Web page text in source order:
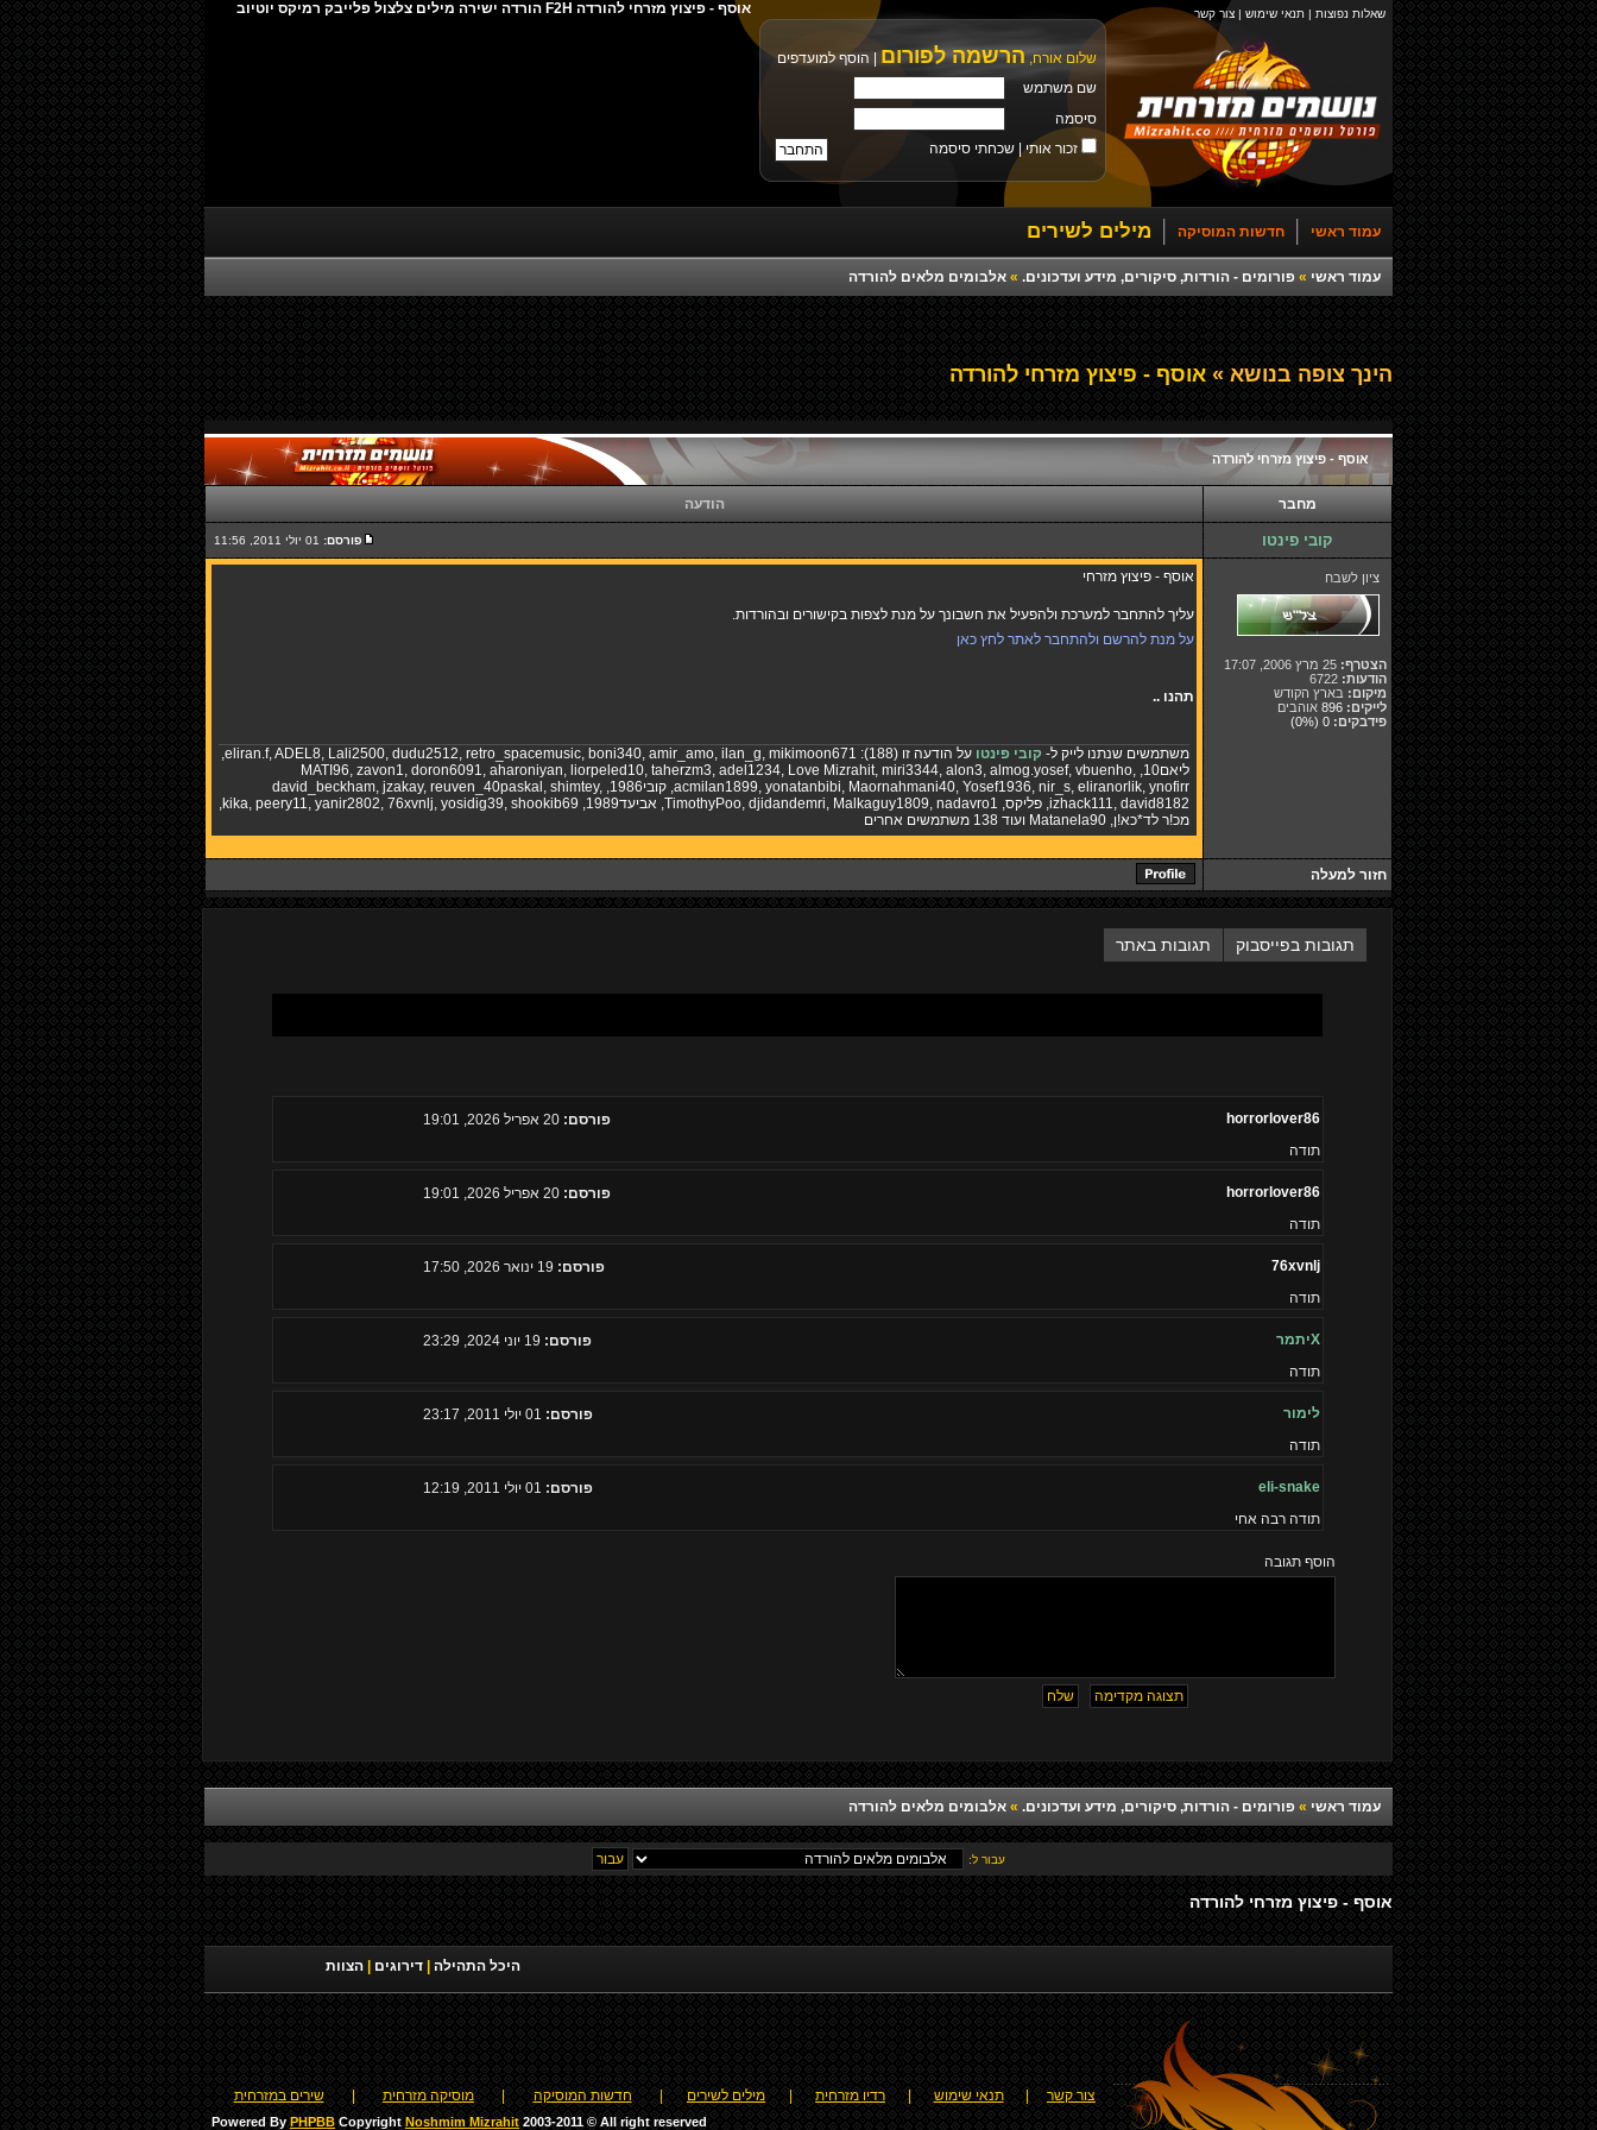
שאלות נפוצות | תנאי שימוש | צור קשר
שלום אורח, הרשמה לפורום
הוסף למועדפים
שם משתמש
סיסמה
זכור אותי |שכחתי סיסמה
אוסף - פיצוץ מזרחי להורדה F2H הורדה ישירה מילים צלצול פלייבק רמיקס יוטיוב
עמוד ראשי חדשות המוסיקה מילים לשירים
עמוד ראשי » פורומים - הורדות, סיקורים, מידע ועדכונים. » אלבומים מלאים להורדה
הינך צופה בנושא » אוסף - פיצוץ מזרחי להורדה
אוסף - פיצוץ מזרחי להורדה
מחבר הודעה
קובי פינטו פורסם:
ציון לשבח
הצטרף:
הודעות:
מיקום: בארץ הקודש
לייקים: 896 אוהבים
פידבקים: 0
(0%)
אוסף - פיצוץ מזרחי
עליך להתחבר למערכת ולהפעיל את חשבונך על מנת לצפות בקישורים ובהורדות.
על מנת להרשם ולהתחבר לאתר לחץ כאן
תהנו ..
משתמשים שנתנו לייק ל- קובי פינטו על הודעה זו (188): eliran.f,ADEL8, Lali2500, dudu2512, retro_spacemusic, boni340, amir_amo, ilan_g, mikimoon671
,
ליאם10
,
MATI96, zavon1, doron6091, aharoniyan, liorpeled10, taherzm3, adel1234, Love Mizrahit, miri3344, alon3, almog.yosef, vbuenho,
acmilan1899, yonatanbibi, Maornahmani40, Yosef1936, nir_s, eliranorlik, ynofirr
, קובי1986 ,
david_beckham, jzakay, reuven_40paskal , shimtey,
izhack111, david8182
, פליקס,
TimothyPoo, djidandemri, Malkaguy1809, nadavro1
, אביעד1989 ,
kika, peery11, yanir2802, 76xvnlj, yosidig39, shookib69
,
מכ!ר לד*כא!ן,
Matanela90 ועוד 138 משתמשים אחרים
חזור למעלה
תגובות בפייסבוק תגובות באתר
horrorlover86 פורסם: 20 אפריל 2026, 19:01
תודה
horrorlover86 פורסם: 20 אפריל 2026, 19:01
תודה
76xvnlj פורסם:
תודה
Xיתמר פורסם:
תודה
לימור פורסם:
תודה
eli-snake פורסם:
תודה רבה אחי
הוסף תגובה
עמוד ראשי » פורומים - הורדות, סיקורים, מידע ועדכונים. » אלבומים מלאים להורדה
עבור ל:
אוסף - פיצוץ מזרחי להורדה
היכל התהילה דירוגים הצוות
צור קשר תנאי שימוש רדיו מזרחית מילים לשירים חדשות המוסיקה מוסיקה מזרחית שירים במזרחית
Powered By PHPBB Copyright Noshmim Mizrahit 2003-2011 © All right reserved